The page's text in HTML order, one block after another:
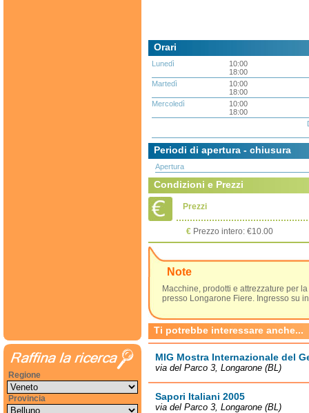
Orari
Lunedì
10:00
18:00
Martedì
10:00
18:00
Mercoledì
10:00
18:00
Periodi di apertura - chiusura
Apertura
Condizioni e Prezzi
Prezzi
€ Prezzo intero: €10.00
Note
Macchine, prodotti e attrezzature per
presso Longarone Fiere. Ingresso su
Ti potrebbe interessare anche...
MIG Mostra Internazionale del
via del Parco 3, Longarone (BL)
Sapori Italiani 2005
via del Parco 3, Longarone (BL)
Regione
Provincia